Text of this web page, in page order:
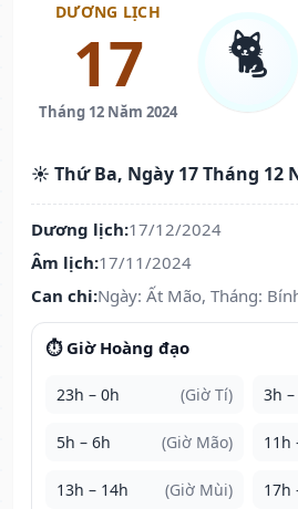
DƯƠNG LỊCH
17
Tháng 12 Năm 2024
🐈
☀️ Thứ Ba, Ngày 17 Tháng 12
Dương lịch:17/12/2024
Âm lịch:17/11/2024
Can chi:Ngày: Ất Mão, Tháng:
⏱️ Giờ Hoàng đạo
23h – 0h (Giờ Tí) 3h
5h – 6h (Giờ Mão) 11h
13h – 14h (Giờ Mùi) 17h